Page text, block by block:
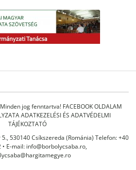
jog fenntartva! FACEBOOK OLDALAM
ADATKEZELÉSI ÉS ADATVÉDELMI
TÁJÉKOZTATÓ
530140 Csíkszereda (Románia) Telefon: +40
E-mail: info@borbolycsaba.ro,